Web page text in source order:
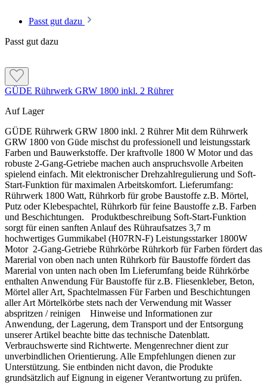
EN 1504-2.
Das Produkt passt, wenn …
ein geeigneter bituminöser Untergrund vorhanden
ist
eine carbonfaserverstärkte Armierung benötigt wird
ein zusätzlicher Feuchteschutz vorgesehen ist
das Sockel- und Abdichtungsdetail bereits geplant
wurde
Zuerst genauer prüfen, wenn …
die Wasserbeanspruchung nicht eindeutig bekannt
ist
keine geeignete Bauwerksabdichtung vorhanden ist
die Bitumenbeschichtung noch weich oder feucht ist
Staunässe am Gebäude entstehen kann
ein anderer Dämmstoff als EPS oder XPS
verwendet wird
Kleben, Armieren und Feuchteschutz
Kleben und Armieren
Mischungsverhältnis. Komponenten niemals untereinander
Was macht Sockelflex Carbon besonders?
Sockelsystems zum Kleben, Armieren und als zusätzlicher
Feuchteschutz verwendet werden.
Carbonfaserverstärkt
Die Carbonfaserverstärkung unterstützt die mechanische
Belastbarkeit und Elastizität der Armierungs- und
Feuchteschutzschicht.
Für beanspruchte Sockel
Die Beschichtung besitzt eine geprüfte Beständigkeit gegen
Frost-Tau-Wechsel mit Tausalzangriff nach ÖN EN 1504-2.
Passt das Produkt zu deinem Projekt?
Das Produkt passt, wenn …
Passt gut dazu
Passt gut dazu
GÜDE Rührwerk GRW 1800 inkl. 2 Rührer
Auf Lager
GÜDE Rührwerk GRW 1800 inkl. 2 Rührer Mit dem Rührwerk
GRW 1800 von Güde mischst du professionell und leistungsstark
Farben und Bauwerkstoffe. Der kraftvolle 1800 W Motor und das
robuste 2-Gang-Getriebe machen auch anspruchsvolle Arbeiten
spielend einfach. Mit elektronischer Drehzahlregulierung und Soft-
Start-Funktion für maximalen Arbeitskomfort. Lieferumfang:
Rührwerk 1800 Watt, Rührkorb für grobe Baustoffe z.B. Mörtel,
Putz oder Klebespachtel, Rührkorb für feine Baustoffe z.B. Farben
und Beschichtungen. Produktbeschreibung Soft-Start-Funktion
sorgt für einen sanften Anlauf des Rühraufsatzes 3,7 m
hochwertiges Gummikabel (H07RN-F) Leistungsstarker 1800W
Motor 2-Gang-Getriebe Rührkörbe Rührkorb für Farben fördert das
Marerial von oben nach unten Rührkorb für Baustoffe fördert das
Marerial von unten nach oben Im Lieferumfang beide Rührkörbe
enthalten Anwendung Für Baustoffe für z.B. Fliesenkleber, Beton,
Mörtel aller Art, Spachtelmassen Für Farben und Beschichtungen
aller Art Mörtelkörbe stets nach der Verwendung mit Wasser
abspritzen / reinigen Hinweise und Informationen zur
Anwendung, der Lagerung, dem Transport und der Entsorgung
unserer Artikel beachte bitte das technische Datenblatt.
Verbrauchswerte sind Richtwerte. Mengenrechner dient zur
unverbindlichen Orientierung. Alle Empfehlungen dienen zur
Unterstützung. Sie entbinden nicht davon, die Produkte
grundsätzlich auf Eignung in eigener Verantwortung zu prüfen.